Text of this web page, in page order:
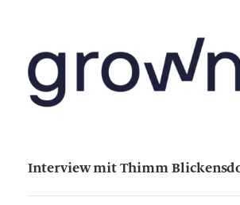
Interview mit Thimm